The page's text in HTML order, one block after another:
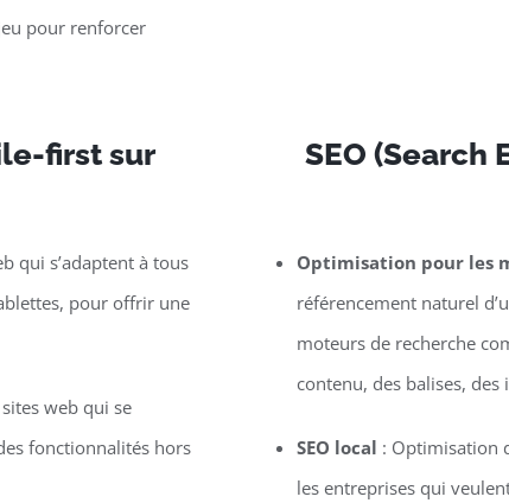
pour renforcer
first sur
qui s’adaptent à tous
pour offrir une
web qui se
fonctionnalités hors
SEO (Search
Optimisation pour les
référencement naturel
moteurs de recherche
contenu, des balises, des
SEO local : Optimisation
les entreprises qui